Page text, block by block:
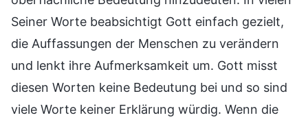
Seiner Worte beabsichtigt Gott einfach gezielt,
die Auffassungen der Menschen zu verändern
und lenkt ihre Aufmerksamkeit um. Gott misst
diesen Worten keine Bedeutung bei und so sind
viele Worte keiner Erklärung würdig. Wenn die